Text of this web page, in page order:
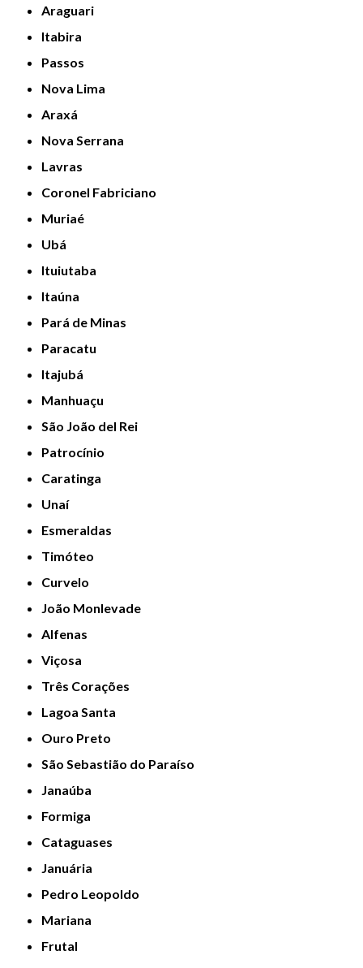
Araguari
Itabira
Passos
Nova Lima
Araxá
Nova Serrana
Lavras
Coronel Fabriciano
Muriaé
Ubá
Ituiutaba
Itaúna
Pará de Minas
Paracatu
Itajubá
Manhuaçu
São João del Rei
Patrocínio
Caratinga
Unaí
Esmeraldas
Timóteo
Curvelo
João Monlevade
Alfenas
Viçosa
Três Corações
Lagoa Santa
Ouro Preto
São Sebastião do Paraíso
Janaúba
Formiga
Cataguases
Januária
Pedro Leopoldo
Mariana
Frutal